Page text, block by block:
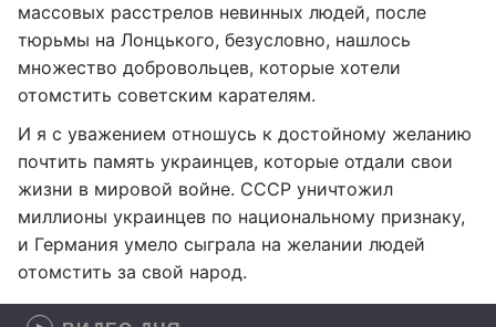
массовых расстрелов невинных людей, после
тюрьмы на Лонцького, безусловно, нашлось
множество добровольцев, которые хотели
отомстить советским карателям.
И я с уважением отношусь к достойному желанию
почтить память украинцев, которые отдали свои
жизни в мировой войне. СССР уничтожил
миллионы украинцев по национальному признаку,
и Германия умело сыграла на желании людей
отомстить за свой народ.